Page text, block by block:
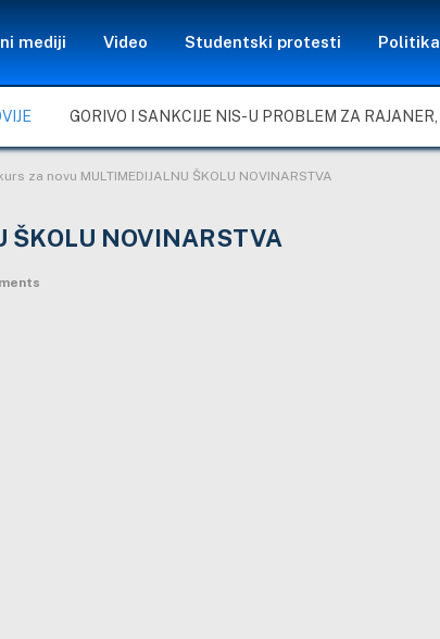
mediji Video Studentski protesti Politika
za novu MULTIMEDIJALNU ŠKOLU NOVINARSTVA
ŠKOLU NOVINARSTVA